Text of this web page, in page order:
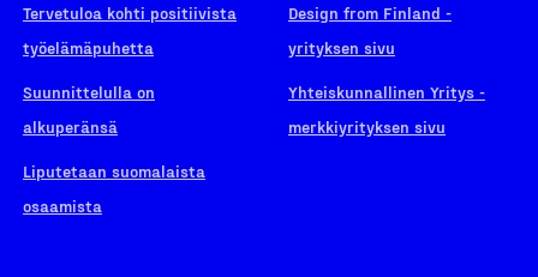
Tervetuloa kohti positiivista
työelämäpuhetta
Suunnittelulla on
alkuperänsä
Liputetaan suomalaista
osaamista
Design from Finland -
yrityksen sivu
Yhteiskunnallinen Yritys -
merkkiyrityksen sivu